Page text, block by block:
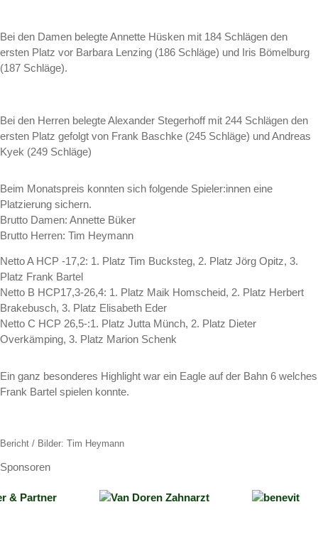
Bei den Damen belegte Annette Hüsken mit 184 Schlägen den
ersten Platz vor Barbara Lenzing (186 Schläge) und Iris Bömelburg
(187 Schläge).
Bei den Herren belegte Alexander Stegerhoff mit 244 Schlägen den
ersten Platz gefolgt von Frank Baschke (245 Schläge) und Andreas
Kyek (249 Schläge)
Beim Monatspreis konnten sich folgende Spieler:innen eine
Platzierung sichern.
Brutto Damen: Annette Büker
Brutto Herren: Tim Heymann
Netto A HCP -17,2: 1. Platz Tim Bucksteg, 2. Platz Jörg Opitz, 3.
Platz Frank Bartel
Netto B HCP17,3-26,4: 1. Platz Maik Homscheid, 2. Platz Herbert
Brakebusch, 3. Platz Elisabeth Eder
Netto C HCP 26,5-:1. Platz Jutta Münch, 2. Platz Dieter
Overkämping, 3. Platz Marion Schenk
Ein ganz besonderes Highlight war ein Eagle auf der Bahn 6 welches
Frank Bartel spielen konnte.
Bericht / Bilder: Tim Heymann
Sponsoren